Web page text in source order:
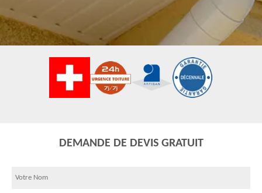
DEMANDE DE DEVIS GRATUIT